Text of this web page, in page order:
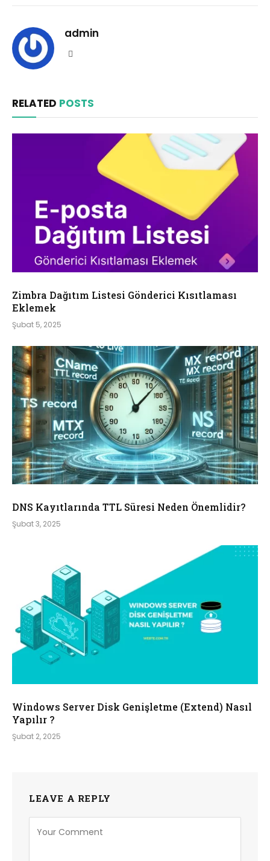
admin
RELATED POSTS
Zimbra Dağıtım Listesi Gönderici Kısıtlaması
Eklemek
Şubat 5, 2025
DNS Kayıtlarında TTL Süresi Neden Önemlidir?
Şubat 3, 2025
Windows Server Disk Genişletme (Extend) Nasıl
Yapılır ?
Şubat 2, 2025
LEAVE A REPLY